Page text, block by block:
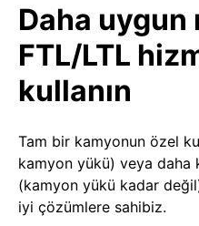
Daha
FTL/LTL
kullanın
Tam bir kamyonun özel
kamyon yükü) veya daha
(kamyon yükü kadar
iyi çözümlere sahibiz.